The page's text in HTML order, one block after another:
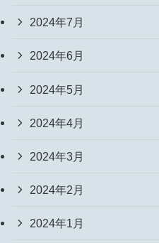
2024年7月
2024年6月
2024年5月
2024年4月
2024年3月
2024年2月
2024年1月